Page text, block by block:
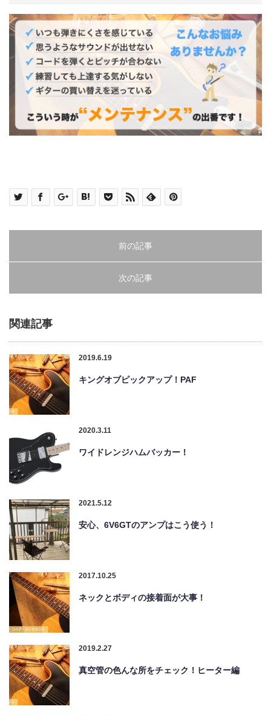
前の記事
次の記事
関連記事
2019.6.19
キングオブピックアップ！PAF
2020.3.11
ワイドレンジハムバッカー！
2021.5.12
安心、6V6GTのアンプはこう使う！
2017.10.25
ネックとボディの接着面が大事！
2019.2.27
真空管の色んな所をチェック！ヒーター編